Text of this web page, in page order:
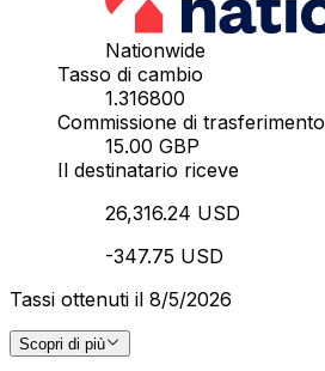
Nationwide
Tasso di cambio
1.316800
Commissione di trasferimento
15.00 GBP
Il destinatario riceve
26,316.24 USD
-347.75 USD
Tassi ottenuti il 8/5/2026
Scopri di più